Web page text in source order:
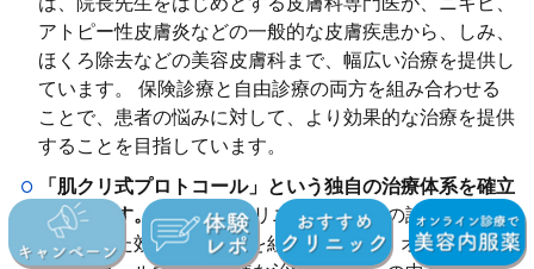
アトピー性皮膚炎などの一般的な皮膚疾患から、しみ、
ほくろ除去などの美容皮膚科まで、幅広い治療を提供し
ています。 保険診療と自由診療の両方を組み合わせる
ことで、患者の悩みに対して、より効果的な治療を提供
することを目指しています。
「肌クリ式プロトコール」という独自の治療体系を確立
しています。 これは、クリニックが長年の診療経験で
培ってきた効果的な施術を組み合わせた、オリジナルの